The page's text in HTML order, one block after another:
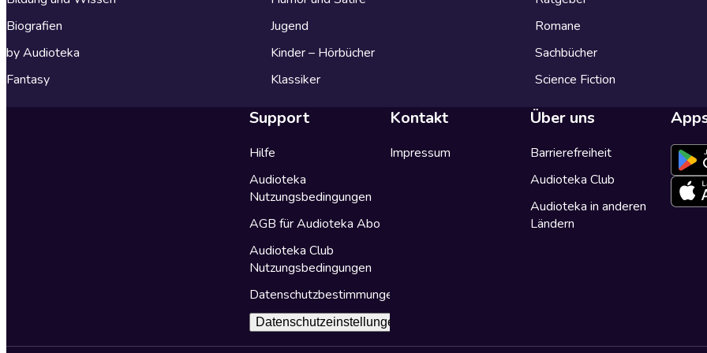
Biografien
by Audioteka
Fantasy
Jugend
Kinder – Hörbücher
Klassiker
Romane
Sachbücher
Science Fiction
Support
Hilfe
Audioteka
Nutzungsbedingungen
AGB für Audioteka Abo
Audioteka Club
Nutzungsbedingungen
Datenschutzbestimmungen
Datenschutzeinstellungen
Kontakt
Impressum
Über uns
Barrierefreiheit
Audioteka Club
Audioteka in anderen
Ländern